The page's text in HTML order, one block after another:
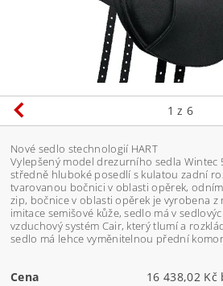
1 z 6
Nové sedlo stechnologií HART
Vylepšený model drezurního sedla Wintec
středně hluboké posedlí s kulatou zadní
tvarovanou bočnici v oblasti opěrek,
zip, bočnice v oblasti opěrek je vyrobena
imitace semišové kůže, sedlo má v
vzduchový systém Cair, který tlumí a
sedlo má lehce vyměnitelnou přední
Cena